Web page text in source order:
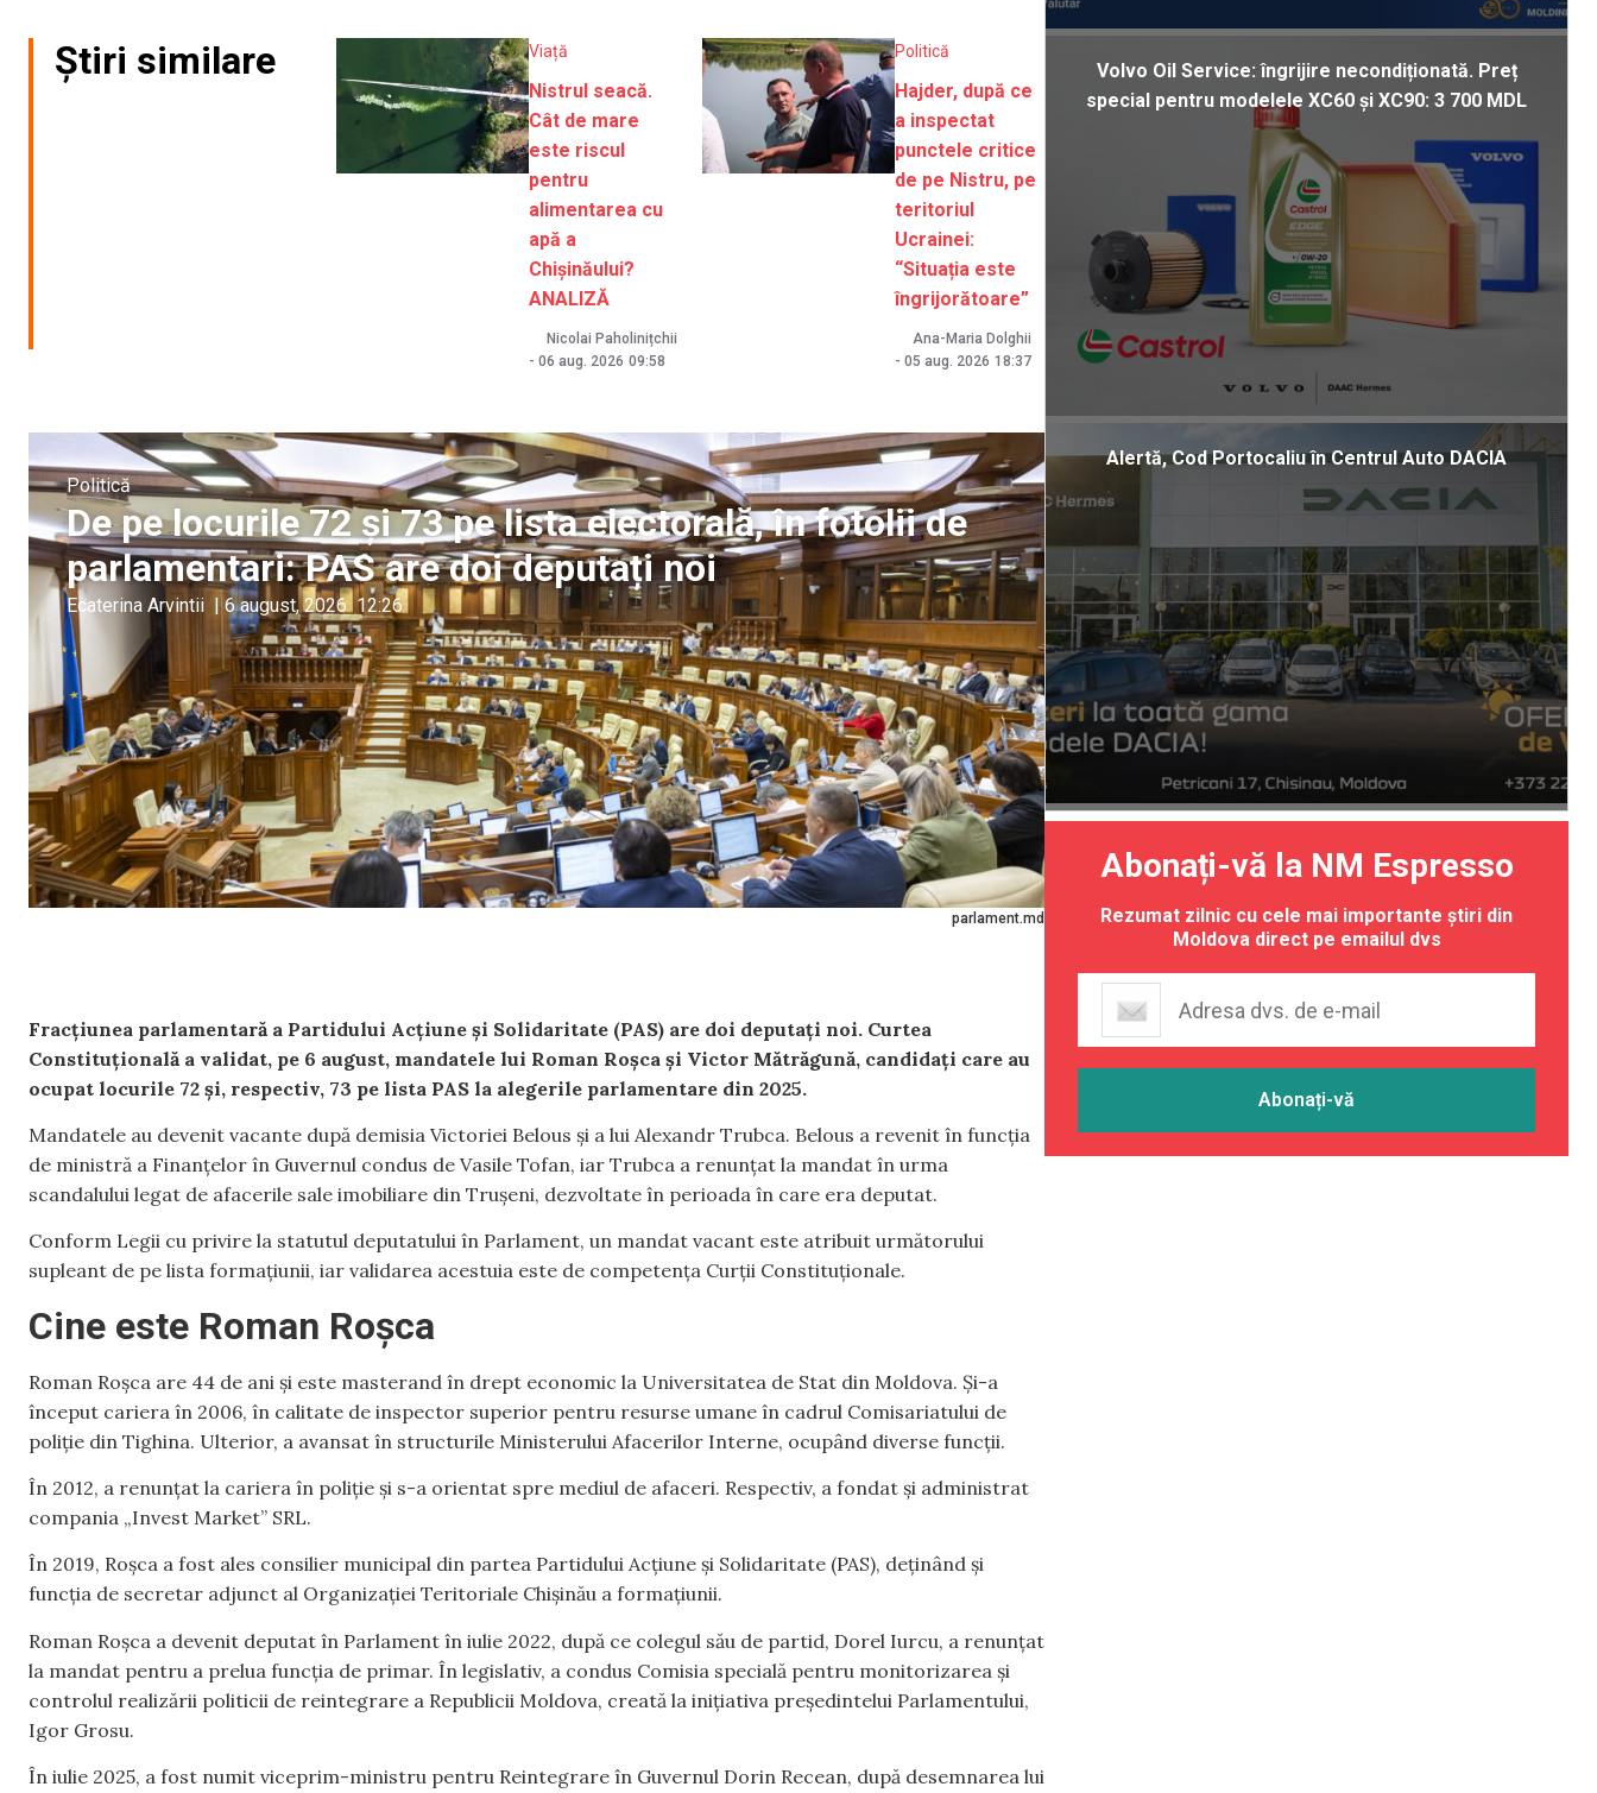
Știri similare Viață
Nistrul seacă.
Cât de mare
este riscul
pentru
alimentarea cu
apă a
Chișinăului?
ANALIZĂ
Nicolai Paholinițchii
- 06 aug. 2026 09:58
Politică
Hajder, după ce
a inspectat
punctele critice
de pe Nistru, pe
teritoriul
Ucrainei:
“Situația este
îngrijorătoare”
Ana-Maria Dolghii
- 05 aug. 2026 18:37
parlament.md
Politică
De pe locurile 72 și 73 pe lista electorală, în fotolii de
parlamentari: PAS are doi deputați noi
Ecaterina Arvintii | 6 august, 2026 12:26
Fracțiunea parlamentară a Partidului Acțiune și Solidaritate (PAS) are doi deputați noi. Curtea
Constituțională a validat, pe 6 august, mandatele lui Roman Roșca și Victor Mătrăgună, candidați care au
ocupat locurile 72 și, respectiv, 73 pe lista PAS la alegerile parlamentare din 2025.
Mandatele au devenit vacante după demisia Victoriei Belous și a lui Alexandr Trubca. Belous a revenit în funcția
de ministră a Finanțelor în Guvernul condus de Vasile Tofan, iar Trubca a renunțat la mandat în urma
scandalului legat de afacerile sale imobiliare din Trușeni, dezvoltate în perioada în care era deputat.
Conform Legii cu privire la statutul deputatului în Parlament, un mandat vacant este atribuit următorului
supleant de pe lista formațiunii, iar validarea acestuia este de competența Curții Constituționale.
Cine este Roman Roșca
Roman Roșca are 44 de ani și este masterand în drept economic la Universitatea de Stat din Moldova. Și-a
început cariera în 2006, în calitate de inspector superior pentru resurse umane în cadrul Comisariatului de
poliție din Tighina. Ulterior, a avansat în structurile Ministerului Afacerilor Interne, ocupând diverse funcții.
În 2012, a renunțat la cariera în poliție și s-a orientat spre mediul de afaceri. Respectiv, a fondat și administrat
compania „Invest Market” SRL.
În 2019, Roșca a fost ales consilier municipal din partea Partidului Acțiune și Solidaritate (PAS), deținând și
funcția de secretar adjunct al Organizației Teritoriale Chișinău a formațiunii.
Roman Roșca a devenit deputat în Parlament în iulie 2022, după ce colegul său de partid, Dorel Iurcu, a renunțat
la mandat pentru a prelua funcția de primar. În legislativ, a condus Comisia specială pentru monitorizarea și
controlul realizării politicii de reintegrare a Republicii Moldova, creată la inițiativa președintelui Parlamentului,
Igor Grosu.
În iulie 2025, a fost numit viceprim-ministru pentru Reintegrare în Guvernul Dorin Recean, după desemnarea lui
Volvo Oil Service: îngrijire necondiționată. Preț
special pentru modelele XC60 și XC90: 3 700 MDL
Alertă, Cod Portocaliu în Centrul Auto DACIA
Abonați-vă la NM Espresso
Rezumat zilnic cu cele mai importante știri din
Moldova direct pe emailul dvs